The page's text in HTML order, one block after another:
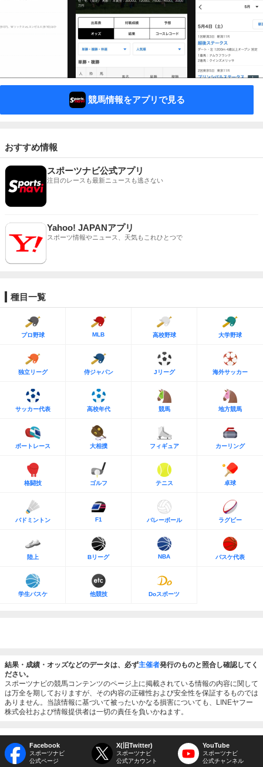
競馬情報をアプリで見る
おすすめ情報
スポーツナビ公式アプリ
注目のレースも最新ニュースも逃さない
Yahoo! JAPANアプリ
スポーツ情報やニュース、天気もこれひとつで
種目一覧
プロ野球 MLB 高校野球 大学野球
独立リーグ 侍ジャパン Jリーグ 海外サッカー
サッカー代表 高校年代 競馬 地方競馬
ボートレース 大相撲 フィギュア カーリング
格闘技 ゴルフ テニス 卓球
バドミントン F1 バレーボール ラグビー
陸上 Bリーグ NBA バスケ代表
学生バスケ 他競技 Doスポーツ
結果・成績・オッズなどのデータは、必ず主催者発行のものと照合し確認してく
ださい。
スポーツナビの競馬コンテンツのページ上に掲載されている情報の内容に関して
は万全を期しておりますが、その内容の正確性および安全性を保証するものでは
ありません。当該情報に基づいて被ったいかなる損害についても、LINEヤフー
株式会社および情報提供者は一切の責任を負いかねます。
Facebook
スポーツナビ
公式ページ
X(旧Twitter)
スポーツナビ
公式アカウント
YouTube
スポーツナビ
公式チャンネル